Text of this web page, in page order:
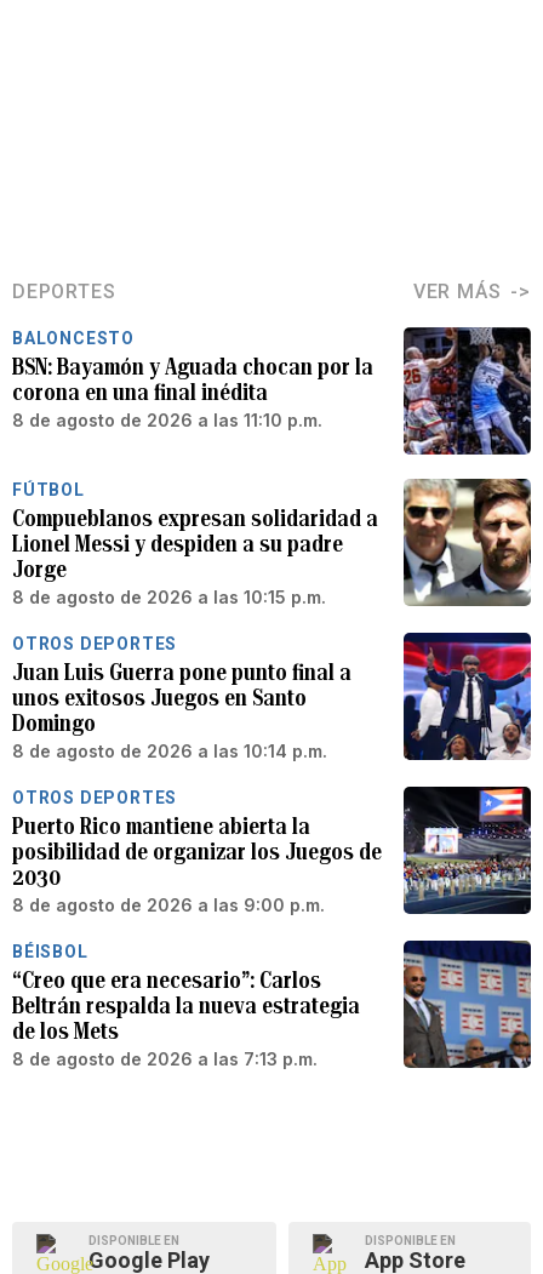
DEPORTES VER MÁS
BALONCESTO
BSN: Bayamón y Aguada chocan por la
corona en una final inédita
8 de agosto de 2026 a las 11:10 p.m.
FÚTBOL
Compueblanos expresan solidaridad a
Lionel Messi y despiden a su padre
Jorge
8 de agosto de 2026 a las 10:15 p.m.
OTROS DEPORTES
Juan Luis Guerra pone punto final a
unos exitosos Juegos en Santo
Domingo
8 de agosto de 2026 a las 10:14 p.m.
OTROS DEPORTES
Puerto Rico mantiene abierta la
posibilidad de organizar los Juegos de
2030
8 de agosto de 2026 a las 9:00 p.m.
BÉISBOL
“Creo que era necesario”: Carlos
Beltrán respalda la nueva estrategia
de los Mets
8 de agosto de 2026 a las 7:13 p.m.
DISPONIBLE EN
Google Play
DISPONIBLE EN
App Store